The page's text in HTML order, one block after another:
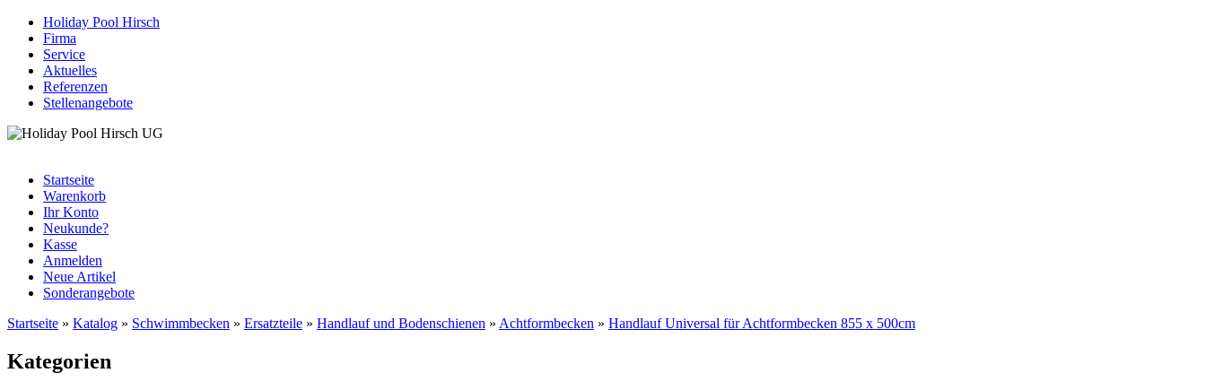
Holiday Pool Hirsch
Firma
Service
Aktuelles
Referenzen
Stellenangebote
Startseite
Warenkorb
Ihr Konto
Neukunde?
Kasse
Anmelden
Neue Artikel
Sonderangebote
Startseite » Katalog » Schwimmbecken » Ersatzteile » Handlauf und Bodenschienen » Achtformbecken » Handlauf Universal für Achtformbecken 855 x 500cm
Kategorien